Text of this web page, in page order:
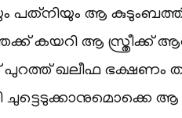
പത്‌നിയും ആ
കയറി ആ സ്ത്രീക്ക്
പുറത്ത് ഖലീഫ ഭക്ഷണം
ചുട്ടെടുക്കാനുമൊക്കെ